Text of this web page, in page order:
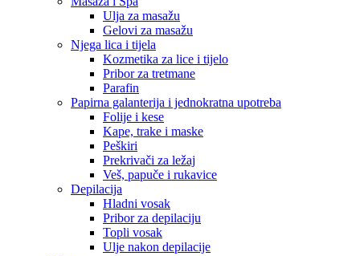
Ulja za masažu
Gelovi za masažu
Njega lica i tijela
Kozmetika za lice i tijelo
Pribor za tretmane
Parafin
Papirna galanterija i jednokratna upotreba
Folije i kese
Kape, trake i maske
Peškiri
Prekrivači za ležaj
Veš, papuče i rukavice
Depilacija
Hladni vosak
Pribor za depilaciju
Topli vosak
Ulje nakon depilacije